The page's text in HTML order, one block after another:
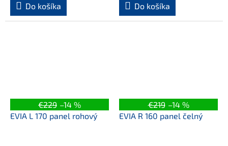
Do košíka Do košíka
€229 –14 %
EVIA L 170 panel rohový
€219 –14 %
EVIA R 160 panel čelný